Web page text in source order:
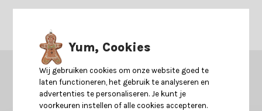
GERELATEERDE PRODUCTEN
Misschien is dit ook iets voor je?
Yum, Cookies
Wij gebruiken cookies om onze website goed te
laten functioneren, het gebruik te analyseren en
advertenties te personaliseren. Je kunt je
voorkeuren instellen of alle cookies accepteren.